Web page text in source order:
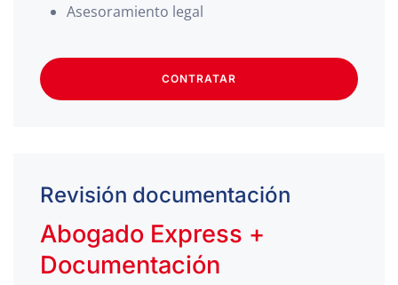
Asesoramiento legal
CONTRATAR
Revisión documentación
Abogado Express +
Documentación